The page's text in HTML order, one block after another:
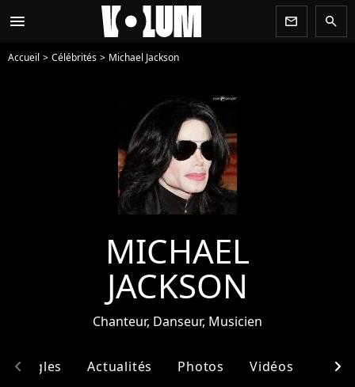
menu newsletter search
Accueil Célébrités Michael Jackson
MICHAEL
JACKSON
Chanteur, Danseur, Musicien
Singles Actualités Photos Vidéos
chevron_left chevron_right